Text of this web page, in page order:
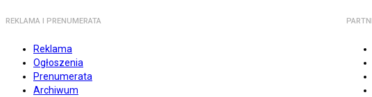
REKLAMA I PRENUMERATA
Reklama
Ogłoszenia
Prenumerata
Archiwum